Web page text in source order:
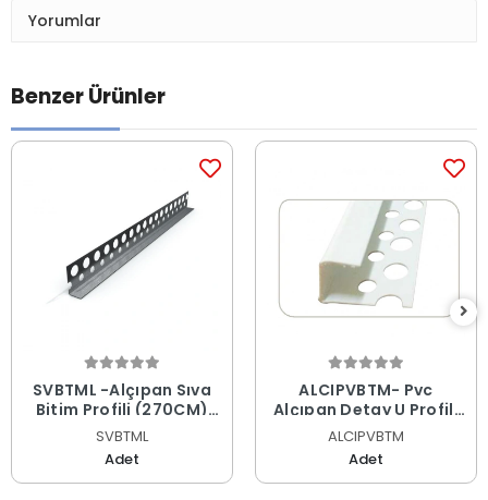
Yorumlar
Benzer Ürünler
SVBTML -Alçıpan Sıva
Bitim Profili (270CM)
GALVANİZ
SVBTML
Adet
ALCIPVBTM- Pvc
Alçıpan Detay U Profili
(300CM)
ALCIPVBTM
Adet